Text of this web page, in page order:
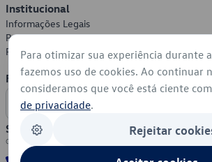
Institucional
Informações Legais
Política de Privacidade
Política de Cookies
Formas de Pagamento
Segurança
Para otimizar sua experiência durante
fazemos uso de cookies. Ao continuar
consideramos que você está ciente
de privacidade.
Rejeitar